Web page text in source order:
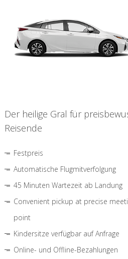
Der heilige Gral für
Reisende
Festpreis
Automatische Flugmitverfolgung
45 Minuten Wartezeit ab Landung
Convenient pickup at precise
point
Kindersitze verfügbar auf Anfrage
Online- und Offline-Bezahlungen